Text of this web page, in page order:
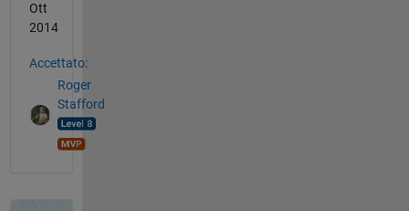
Ott
2014
Accettato:
Roger
Stafford